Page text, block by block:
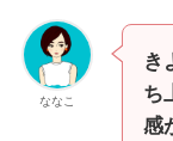
ななこ
き
ち
感